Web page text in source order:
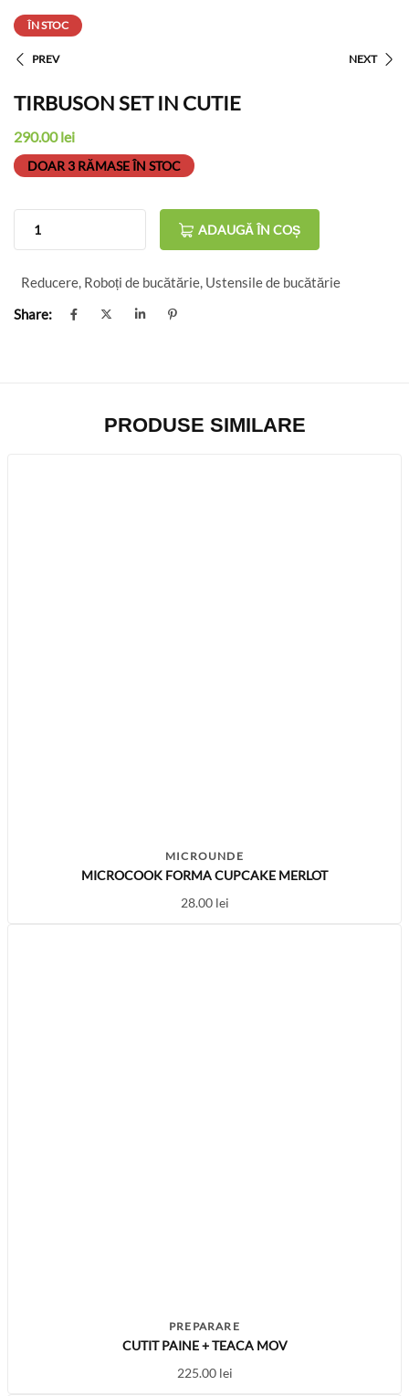
ÎN STOC
PREV NEXT
TIRBUSON SET IN CUTIE
290.00lei
DOAR 3 RĂMASE ÎN STOC
ADAUGĂ ÎN COȘ
Reducere, Roboți de bucătărie, Ustensile de bucătărie
Share:
PRODUSE SIMILARE
MICROUNDE
MICROCOOK FORMA CUPCAKE MERLOT
28.00 lei
PREPARARE
CUTIT PAINE + TEACA MOV
225.00 lei